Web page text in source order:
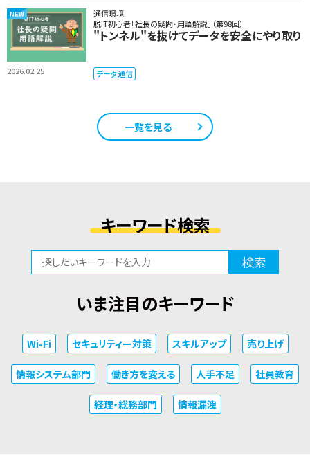
通信環境
脱IT初心者「社長の疑問・用語解説」（第98回）
"トンネル"を抜けてデータを安全にやり取り
2026.02.25 データ通信
一覧を見る
キーワード検索
検索
いま注目のキーワード
Wi-Fi セキュリティー対策 スキルアップ 売り上げ
情報システム部門 働き方を変える 人手不足 社員教育
経理・総務部門 情報漏洩